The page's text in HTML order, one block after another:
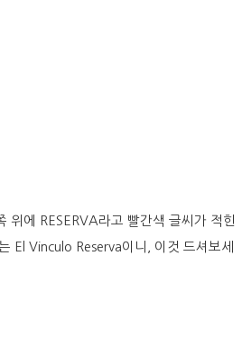
위에 RESERVA라고 빨간색 글씨가 적힌
El Vinculo Reserva이니, 이것 드셔보세